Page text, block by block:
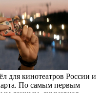
для кинотеатров России и
По самым первым